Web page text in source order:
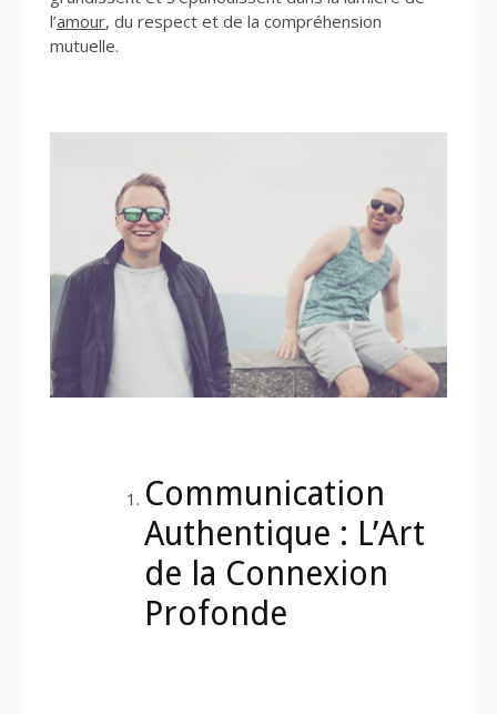
l’amour, du respect et de la compréhension
mutuelle.
Communication
Authentique : L’Art
de la Connexion
Profonde